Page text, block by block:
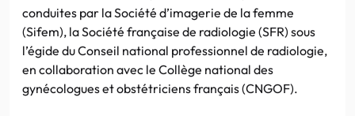
conduites par la Société d’imagerie de la femme
(Sifem), la Société française de radiologie (SFR) sous
l’égide du Conseil national professionnel de radiologie,
en collaboration avec le Collège national des
gynécologues et obstétriciens français (CNGOF).